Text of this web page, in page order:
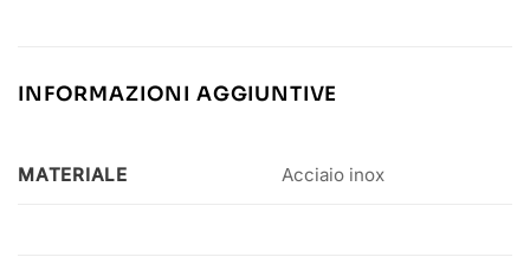
INFORMAZIONI AGGIUNTIVE
MATERIALE Acciaio inox